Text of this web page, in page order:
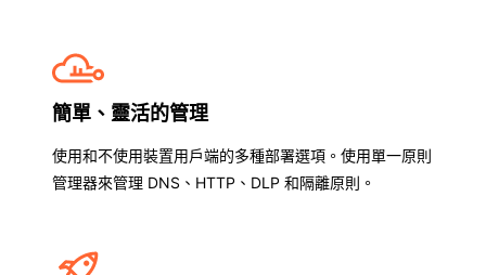
簡單、靈活的管理
使用和不使用裝置用戶端的多種部署選項。使用單一原則
管理器來管理 DNS、HTTP、DLP 和隔離原則。